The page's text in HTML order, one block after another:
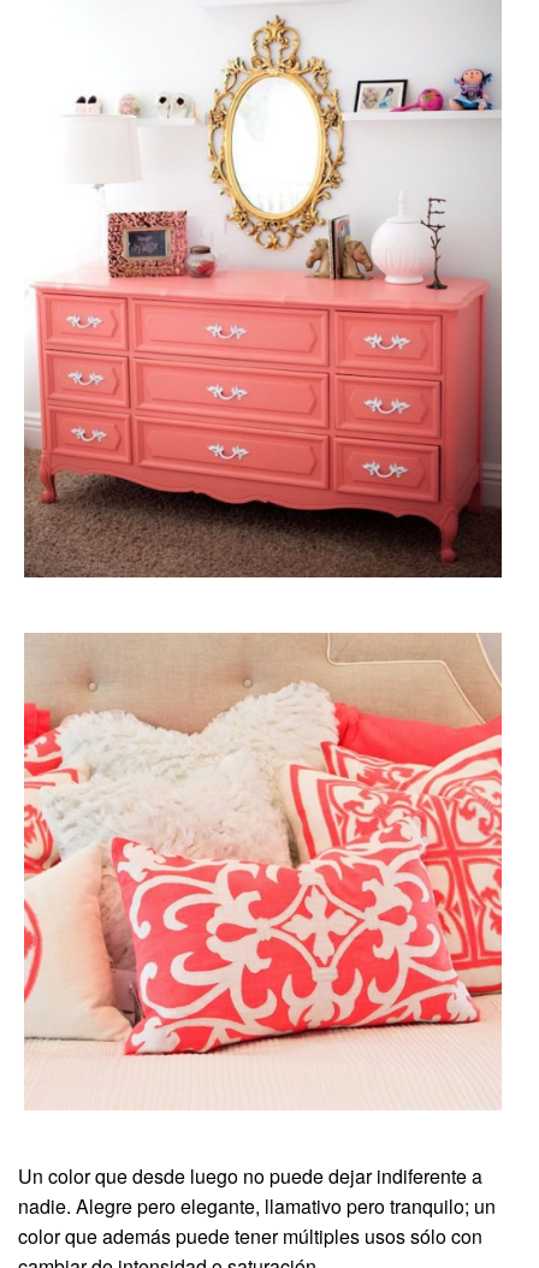
Un color que desde luego no puede dejar indiferente a
nadie. Alegre pero elegante, llamativo pero tranquilo; un
color que además puede tener múltiples usos sólo con